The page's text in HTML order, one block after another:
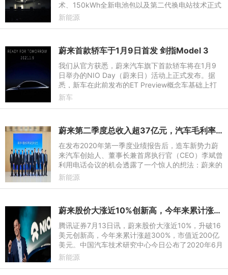
术、150kWh全新电池包以及第二代换电站技术正式
发布。首款纯电轿车ET7作为蔚来首款纯电轿车，ET
新能源
蔚来首款轿车于1月9日首发 剑指Model 3
我们从官方获悉，蔚来汽车旗下首款轿车将在1月9
日举办的NIO Day（蔚来日）活动上正式发布。据
悉，新车在此前发布的ET Preview概念车基础上打
造而来，定位为纯电动中型轿车并采用了Coupe式的
新车
蔚来第二季度总收入超37亿元，汽车毛利率如约转正
在发布2020年第一季度业绩报告后，造车新势力蔚
来汽车创始人、董事长兼首席执行官（CEO）李斌曾
利用电话会议的机会透露了一个惊人的想法：蔚来的
汽车销售毛利率将在今年第二季度达到5%，今年年
新能源
蔚来股价大涨近10%创新高，今年来累计涨超300%
腾讯证券7月13日讯，蔚来股价大涨近10%，升破16
美元创新高，今年来累计涨超300%，市值近200亿
美元。中国汽车技术研究中心今日公布了2020年6月
国内车市上险数据。根据数据显示，蔚来品牌六月上
新能源